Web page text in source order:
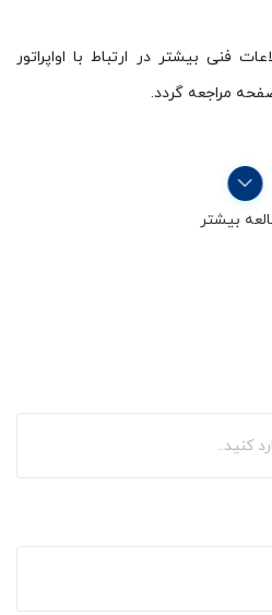
فنی بیشتر در ارتباط با اواپراتور
مراجعه گردد.
بیشتر